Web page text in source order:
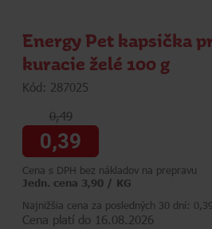
Energy Pet kapsička
kuracie želé 100 g
Kód: 287025
0,49
0,39
Cena s DPH bez nákladov na prepravu
Jedn. cena 3,90 / KG
Najnižšia cena za posledných 30 dní:
Cena platí do 16.08.2026